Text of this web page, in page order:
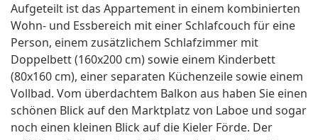
Aufgeteilt ist das Appartement in einem kombinierten
Wohn- und Essbereich mit einer Schlafcouch für eine
Person, einem zusätzlichem Schlafzimmer mit
Doppelbett (160x200 cm) sowie einem Kinderbett
(80x160 cm), einer separaten Küchenzeile sowie einem
Vollbad. Vom überdachtem Balkon aus haben Sie einen
schönen Blick auf den Marktplatz von Laboe und sogar
noch einen kleinen Blick auf die Kieler Förde. Der